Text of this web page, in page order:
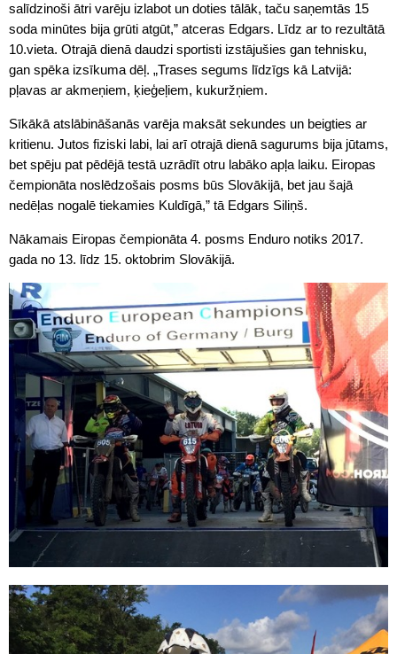
salīdzinoši ātri varēju izlabot un doties tālāk, taču saņemtās 15
soda minūtes bija grūti atgūt,” atceras Edgars. Līdz ar to rezultātā
10.vieta. Otrajā dienā daudzi sportisti izstājušies gan tehnisku,
gan spēka izsīkuma dēļ. „Trases segums līdzīgs kā Latvijā:
pļavas ar akmeņiem, ķieģeļiem, kukuržņiem.
Sīkākā atslābināšanās varēja maksāt sekundes un beigties ar
kritienu. Jutos fiziski labi, lai arī otrajā dienā sagurums bija jūtams,
bet spēju pat pēdējā testā uzrādīt otru labāko apļa laiku. Eiropas
čempionāta noslēdzošais posms būs Slovākijā, bet jau šajā
nedēļas nogalē tiekamies Kuldīgā,” tā Edgars Siliņš.
Nākamais Eiropas čempionāta 4. posms Enduro notiks 2017.
gada no 13. līdz 15. oktobrim Slovākijā.